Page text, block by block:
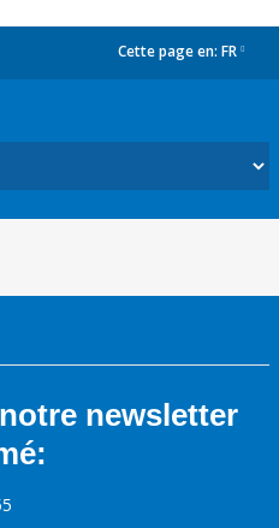
Cette page en: FR
newsletter